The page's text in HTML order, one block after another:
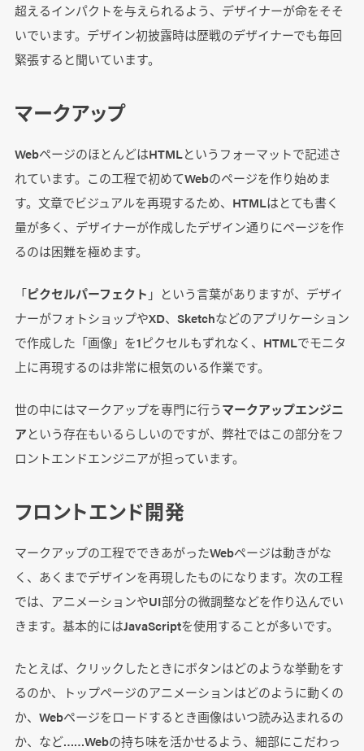
超えるインパクトを与えられるよう、デザイナーが命をそそ
いでいます。デザイン初披露時は歴戦のデザイナーでも毎回
緊張すると聞いています。
マークアップ
WebページのほとんどはHTMLというフォーマットで記述さ
れています。この工程で初めてWebのページを作り始めま
す。文章でビジュアルを再現するため、HTMLはとても書く
量が多く、デザイナーが作成したデザイン通りにページを作
るのは困難を極めます。
「ピクセルパーフェクト 」という言葉がありますが、デザイ
ナーがフォトショップやXD、Sketchなどのアプリケーション
で作成した「画像」を1ピクセルもずれなく、HTMLでモニタ
上に再現するのは非常に根気のいる作業です。
世の中にはマークアップを専門に行うマークアップエンジニ
アという存在もいるらしいのですが、弊社ではこの部分をフ
ロントエンドエンジニアが担っています。
フロントエンド開発
マークアップの工程でできあがったWebページは動きがな
く、あくまでデザインを再現したものになります。次の工程
では、アニメーションやUI部分の微調整などを作り込んでい
きます。基本的にはJavaScriptを使用することが多いです。
たとえば、クリックしたときにボタンはどのような挙動をす
るのか、トップページのアニメーションはどのように動くの
か、Webページをロードするとき画像はいつ読み込まれるの
か、など……Webの持ち味を活かせるよう、細部にこだわっ